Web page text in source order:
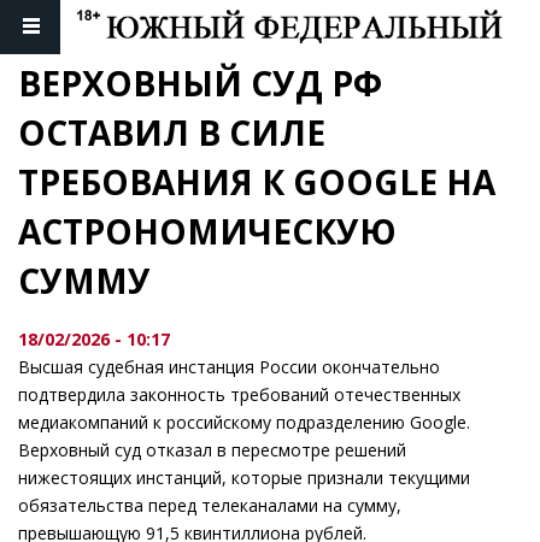
ВЕРХОВНЫЙ СУД РФ
ОСТАВИЛ В СИЛЕ
ТРЕБОВАНИЯ К GOOGLE НА
АСТРОНОМИЧЕСКУЮ
СУММУ
18/02/2026 - 10:17
Высшая судебная инстанция России окончательно
подтвердила законность требований отечественных
медиакомпаний к российскому подразделению Google.
Верховный суд отказал в пересмотре решений
нижестоящих инстанций, которые признали текущими
обязательства перед телеканалами на сумму,
превышающую 91,5 квинтиллиона рублей.